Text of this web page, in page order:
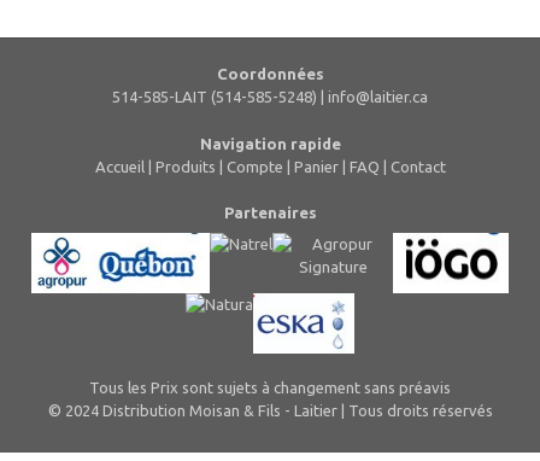
Coordonnées
514-585-LAIT (514-585-5248) | info@laitier.ca
Navigation rapide
Accueil | Produits | Compte | Panier| FAQ | Contact
Partenaires
Tous les Prix sont sujets à changement sans préavis
© 2024 Distribution Moisan & Fils - Laitier | Tous droits réservés